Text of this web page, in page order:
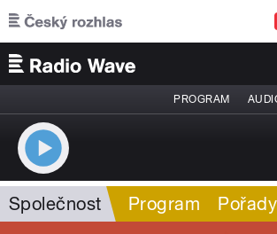
Přejít k hlavnímu obsahu
PROGRAM
Společnost Program Pořady